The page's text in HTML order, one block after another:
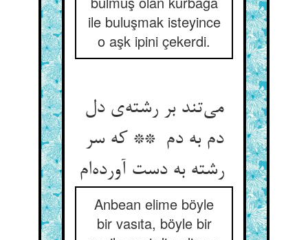
ile buluşmak isteyince
o aşk ipini çekerdi.
می‌تند بر رشته‌ی دل
دم به دم ** که سر
رشته به دست آورده‌ام
Anbean elime böyle
bir vasıta, böyle bir